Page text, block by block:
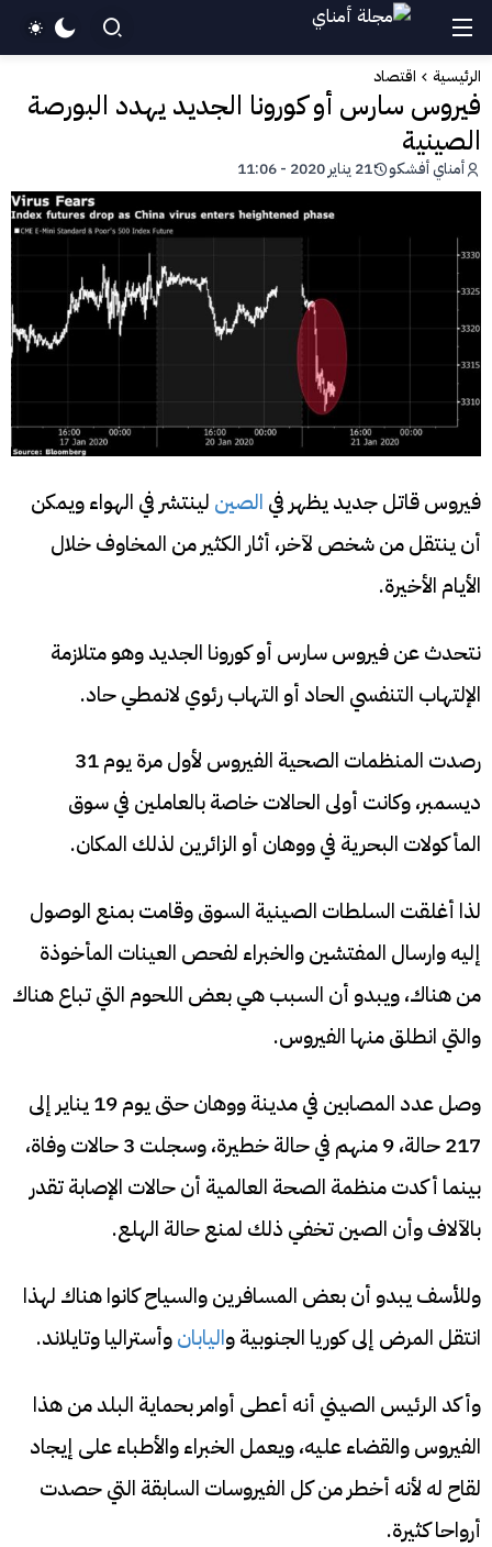
الرئيسية اقتصاد
فيروس سارس أو كورونا الجديد يهدد البورصة
الصينية
أمناي أفشكو 21 يناير 2020 - 11:06
فيروس قاتل جديد يظهر في الصين لينتشر في الهواء ويمكن
أن ينتقل من شخص لآخر، أثار الكثير من المخاوف خلال
الأيام الأخيرة.
نتحدث عن فيروس سارس أو كورونا الجديد وهو متلازمة
الإلتهاب التنفسي الحاد أو التهاب رئوي لانمطي حاد.
رصدت المنظمات الصحية الفيروس لأول مرة يوم 31
ديسمبر، وكانت أولى الحالات خاصة بالعاملين في سوق
المأكولات البحرية في ووهان أو الزائرين لذلك المكان.
لذا أغلقت السلطات الصينية السوق وقامت بمنع الوصول
إليه وارسال المفتشين والخبراء لفحص العينات المأخوذة
من هناك، ويبدو أن السبب هي بعض اللحوم التي تباع هناك
والتي انطلق منها الفيروس.
وصل عدد المصابين في مدينة ووهان حتى يوم 19 يناير إلى
217 حالة، 9 منهم في حالة خطيرة، وسجلت 3 حالات وفاة،
بينما أكدت منظمة الصحة العالمية أن حالات الإصابة تقدر
بالآلاف وأن الصين تخفي ذلك لمنع حالة الهلع.
وللأسف يبدو أن بعض المسافرين والسياح كانوا هناك لهذا
انتقل المرض إلى كوريا الجنوبية واليابانوأستراليا وتايلاند.
وأكد الرئيس الصيني أنه أعطى أوامر بحماية البلد من هذا
الفيروس والقضاء عليه، ويعمل الخبراء والأطباء على إيجاد
لقاح له لأنه أخطر من كل الفيروسات السابقة التي حصدت
أرواحا كثيرة.